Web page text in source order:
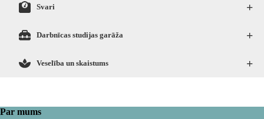
+
Svari
+
Darbnīcas studijas garāža
+
Veselība un skaistums
Par mums